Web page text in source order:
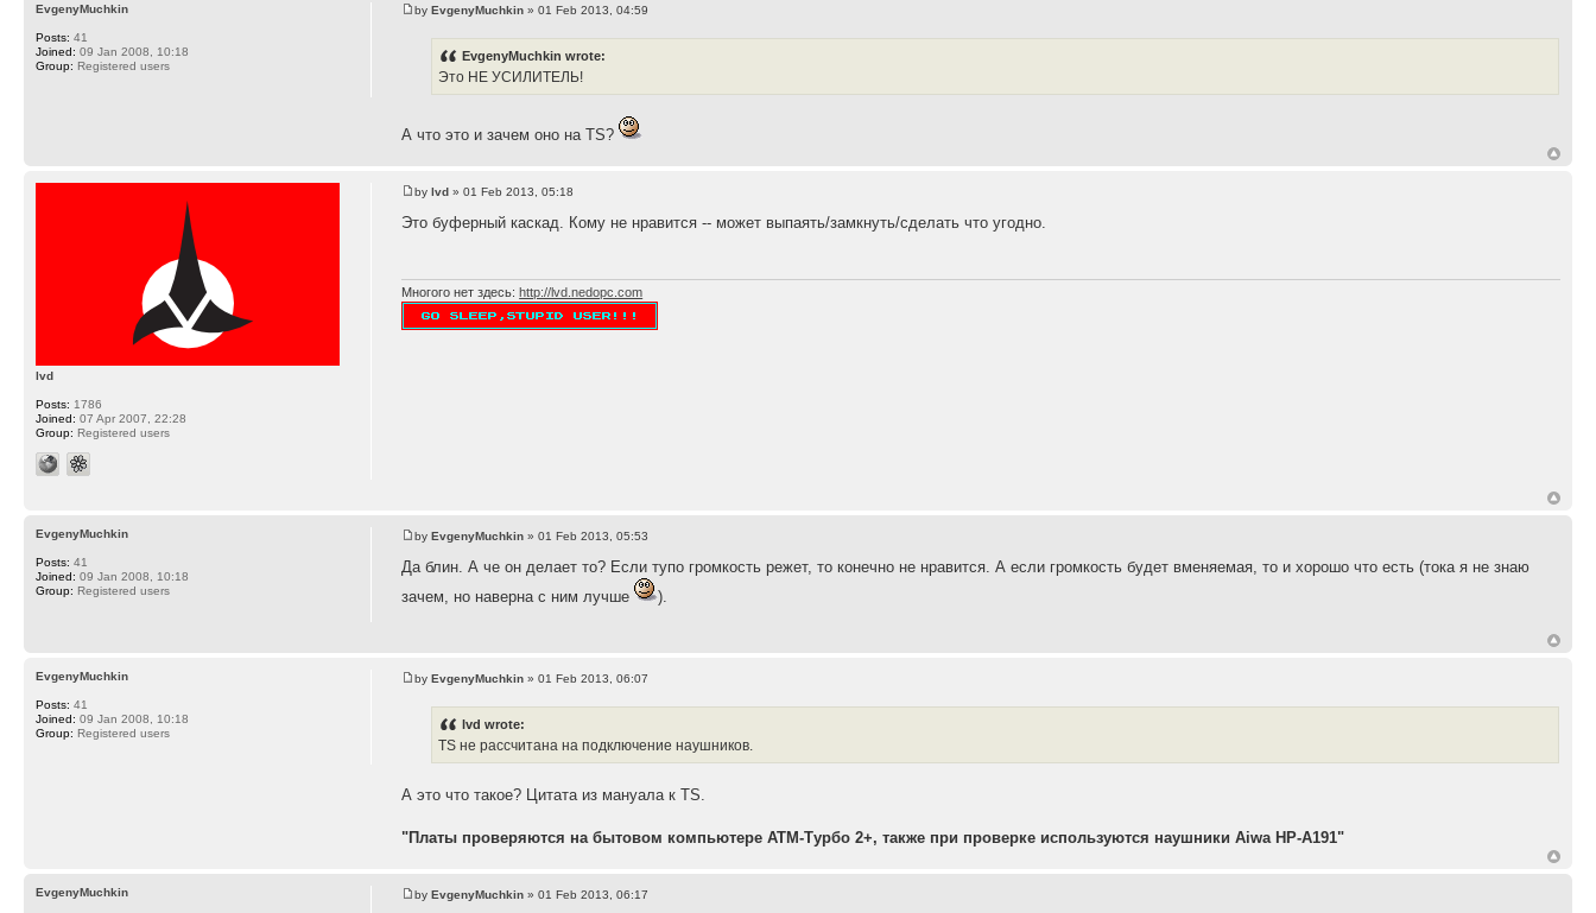
byEvgenyMuchkin » 01 Feb 2013, 04:59
EvgenyMuchkin wrote:
Это НЕ УСИЛИТЕЛЬ!
А что это и зачем оно на TS?
EvgenyMuchkin
Posts: 41
Joined: 09 Jan 2008, 10:18
Group: Registered users
bylvd » 01 Feb 2013, 05:18
Это буферный каскад. Кому не нравится -- может выпаять/замкнуть/сделать что угодно.
Многого нет здесь:http://lvd.nedopc.com
lvd
Posts: 1786
Joined: 07 Apr 2007, 22:28
Group: Registered users
byEvgenyMuchkin » 01 Feb 2013, 05:53
Да блин. А че он делает то? Если тупо громкость режет, то конечно не нравится. А если громкость будет вменяемая, то и хорошо что есть (тока я не знаю
зачем, но наверна с ним лучше
).
EvgenyMuchkin
Posts: 41
Joined: 09 Jan 2008, 10:18
Group: Registered users
byEvgenyMuchkin » 01 Feb 2013, 06:07
lvd wrote:
TS не рассчитана на подключение наушников.
А это что такое? Цитата из мануала к TS.
"Платы проверяются на бытовом компьютере АТМ-Турбо 2+, также при проверке используются наушники Aiwa HP-A191"
EvgenyMuchkin
Posts: 41
Joined: 09 Jan 2008, 10:18
Group: Registered users
byEvgenyMuchkin » 01 Feb 2013, 06:17
EvgenyMuchkin